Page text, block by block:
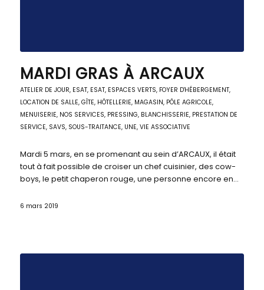
MARDI GRAS À ARCAUX
ATELIER DE JOUR, ESAT, ESAT, ESPACES VERTS, FOYER D'HÉBERGEMENT,
LOCATION DE SALLE, GÎTE, HÔTELLERIE, MAGASIN, PÔLE AGRICOLE,
MENUISERIE, NOS SERVICES, PRESSING, BLANCHISSERIE, PRESTATION DE
SERVICE, SAVS, SOUS-TRAITANCE, UNE, VIE ASSOCIATIVE
Mardi 5 mars, en se promenant au sein d’ARCAUX, il était
tout à fait possible de croiser un chef cuisinier, des cow-
boys, le petit chaperon rouge, une personne encore en…
6 mars 2019